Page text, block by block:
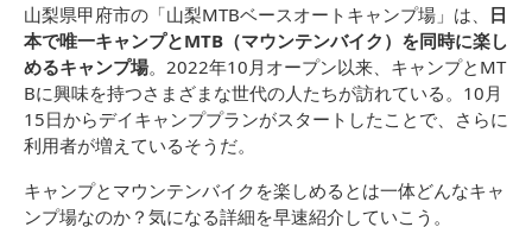
山梨県甲府市の「山梨MTBベースオートキャンプ場」は、 日
本で唯一キャンプとMTB（マウンテンバイク）を同時に楽し
めるキャンプ場。2022年10月オープン以来、キャンプとMT
Bに興味を持つさまざまな世代の人たちが訪れている。10月
15日からデイキャンププランがスタートしたことで、さらに
利用者が増えているそうだ。
キャンプとマウンテンバイクを楽しめるとは一体どんなキャ
ンプ場なのか？気になる詳細を早速紹介していこう。